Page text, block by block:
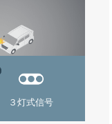
３灯式信号